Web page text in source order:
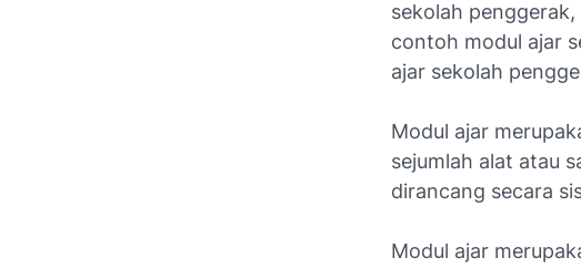
sekolah
contoh modul ajar
ajar sekolah
Modul ajar
sejumlah alat atau
dirancang secara
Modul ajar